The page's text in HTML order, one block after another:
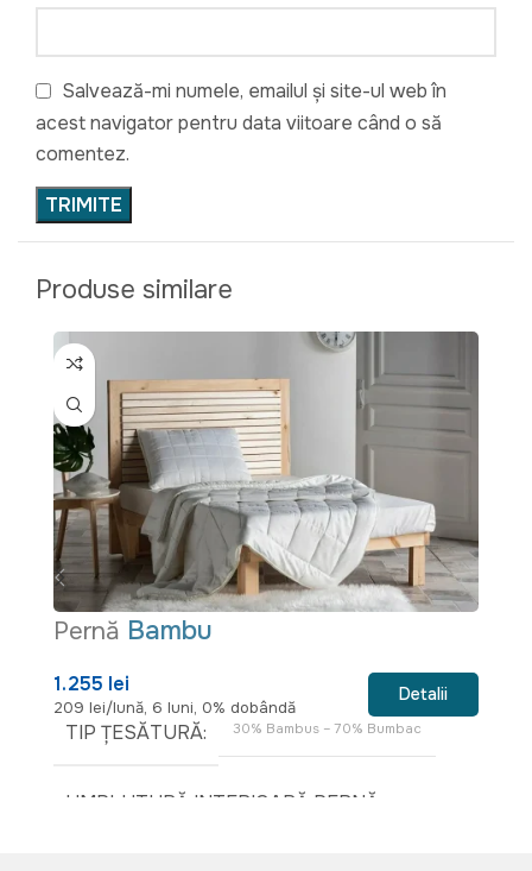
Salvează-mi numele, emailul și site-ul web în
acest navigator pentru data viitoare când o să
comentez.
Produse similare
Pernă Bambu
1.255 lei
209 lei/lună, 6 luni, 0% dobândă
Detalii
TIP ȚESĂTURĂ 30% Bambus – 70% Bumbac
UMPLUTURĂ INTERIOARĂ PERNĂ